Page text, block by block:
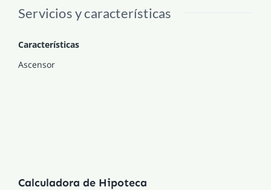
Servicios y características
Características
Ascensor
Calculadora de Hipoteca